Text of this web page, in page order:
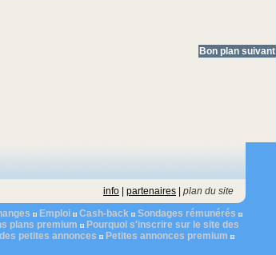
Bon plan suivant
info partenaires
plan du site
Emploi Cash-back
Sondages rémunérés
plans premium
Pourquoi s'inscrire sur le site des
petites annonces
Petites annonces premium